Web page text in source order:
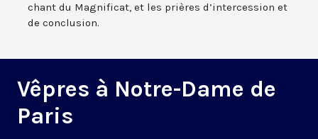
chant du Magnificat, et les prières d’intercession et
de conclusion.
Vêpres à Notre-Dame de
Paris